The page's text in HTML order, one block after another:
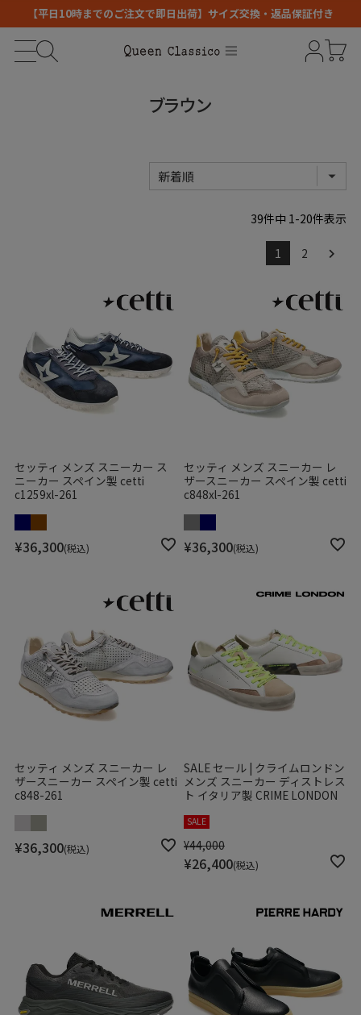
【平日10時までのご注文で即日出荷】サイズ交換・返品保証付き
ブラウン
39件中 1 -20件表示
1 2
セッティ メンズ スニーカー ス
ニーカー スペイン製 cetti
c1259xl-261
¥36,300 税込
セッティ メンズ スニーカー レ
ザースニーカー スペイン製 cetti
c848xl-261
¥36,300 税込
セッティ メンズ スニーカー レ
ザースニーカー スペイン製 cetti
c848-261
¥36,300 税込
SALE セール | クライムロンドン
メンズ スニーカー ディストレス
ト イタリア製 CRIME LONDON
SALE
¥44,000
¥26,400 税込